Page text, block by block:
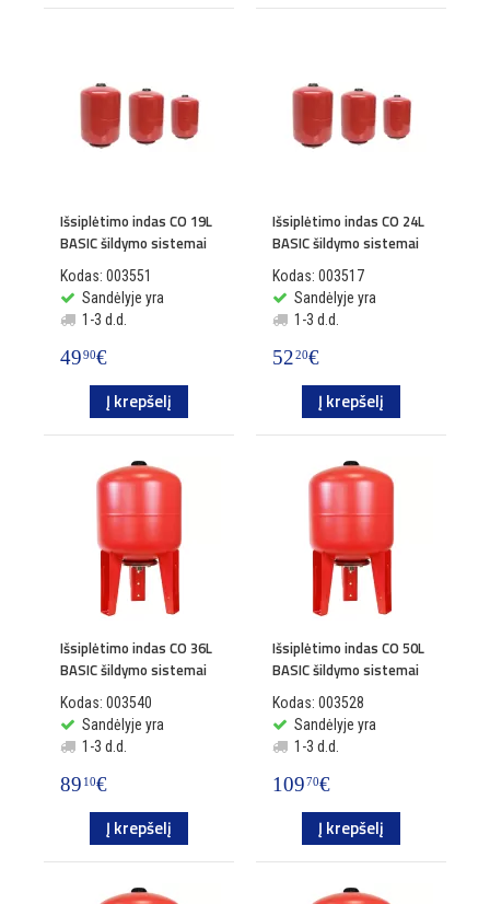
Išsiplėtimo indas CO 19L
BASIC šildymo sistemai
Kodas: 003551
Sandėlyje yra
1-3 d.d.
4990€
Į krepšelį
Išsiplėtimo indas CO 24L
BASIC šildymo sistemai
Kodas: 003517
Sandėlyje yra
1-3 d.d.
5220€
Į krepšelį
Išsiplėtimo indas CO 36L
BASIC šildymo sistemai
Kodas: 003540
Sandėlyje yra
1-3 d.d.
89 10€
Į krepšelį
Išsiplėtimo indas CO 50L
BASIC šildymo sistemai
Kodas: 003528
Sandėlyje yra
1-3 d.d.
10970€
Į krepšelį